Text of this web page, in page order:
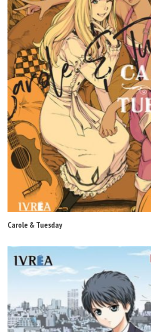
Carole & Tuesday